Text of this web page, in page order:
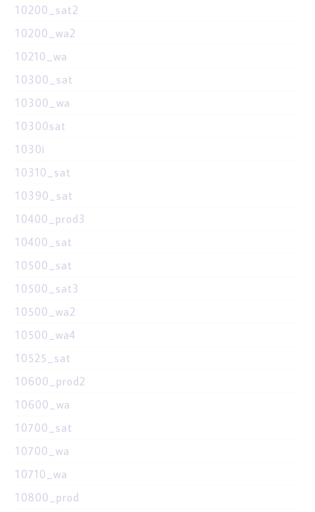
10200_sat2
10200_wa2
10210_wa
10300_sat
10300_wa
10300sat
1030i
10310_sat
10390_sat
10400_prod3
10400_sat
10500_sat
10500_sat3
10500_wa2
10500_wa4
10525_sat
10600_prod2
10600_wa
10700_sat
10700_wa
10710_wa
10800_prod